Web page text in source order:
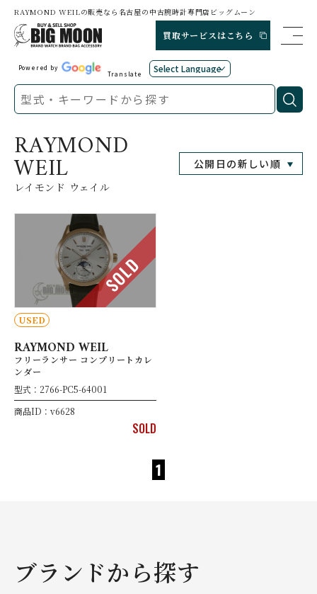
RAYMOND WEILの販売なら名古屋の中古腕時計専門店ビッグムーン
買取サービスはこちら
Powered by
Translate
RAYMOND
WEIL
レイモンド ウェイル
SOLD
USED
RAYMOND WEIL
フリーランサー コンプリートカレ
ンダー
型式：2766-PC5-64001
商品ID：v6628
SOLD
1
ブランドから探す